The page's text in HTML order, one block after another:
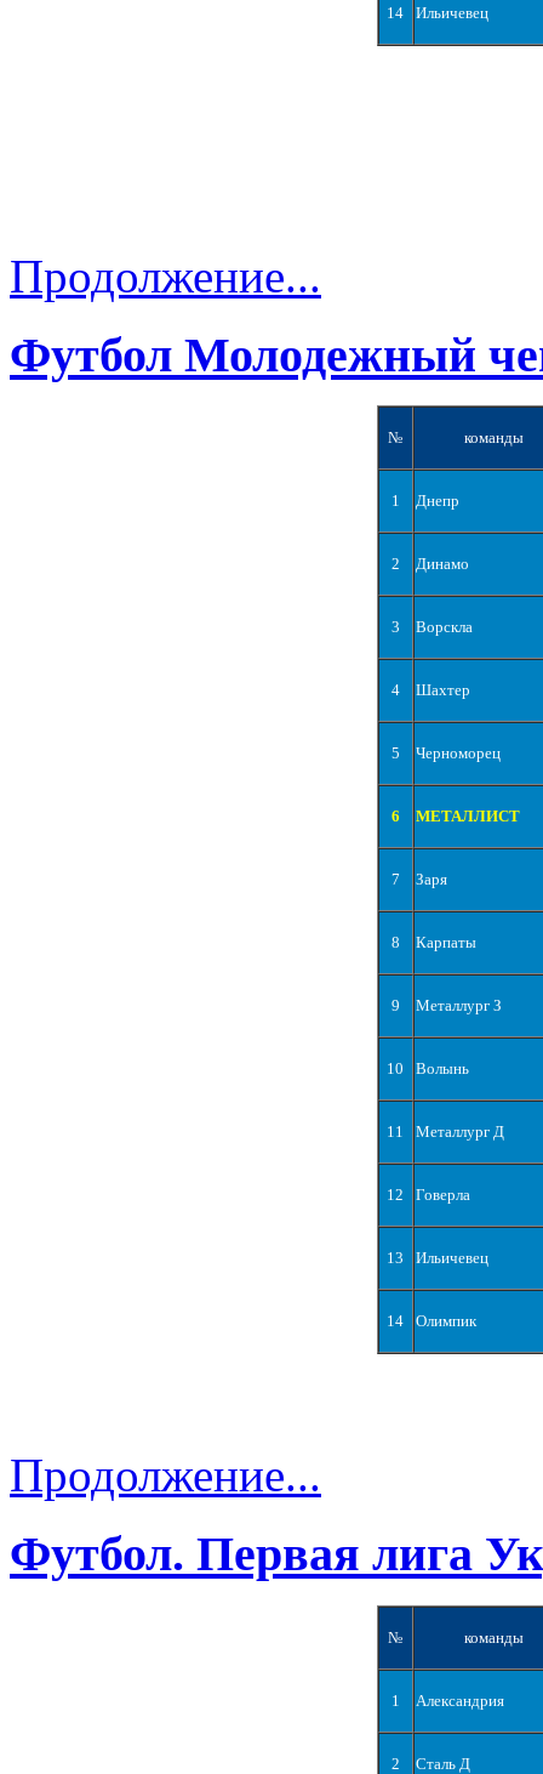
14 Ильичевец
Продолжение...
Футбол Молодежный
№ команды
1 Днепр
2 Динамо
3 Ворскла
4 Шахтер
5 Черноморец
6 МЕТАЛЛИСТ
7 Заря
8 Карпаты
9 Металлург З
10 Волынь
11 Металлург Д
12 Говерла
13 Ильичевец
14 Олимпик
Продолжение...
Футбол. Первая лига
№ команды
1 Александрия
2 Сталь Д